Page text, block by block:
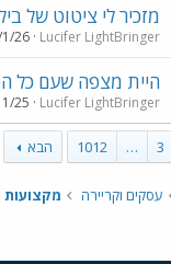
מזכיר לי ציטוט של
Lucifer LightBringer
26
היית מצפה שעם כל
Lucifer LightBringer
25
3
…
1012 הבא
עסקים וקריירה מקצועות